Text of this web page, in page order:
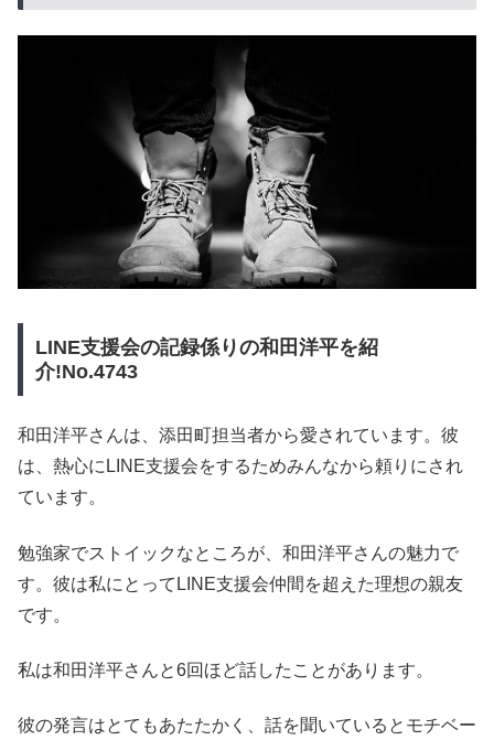
LINE支援会の記録係りの和田洋平を紹
介!No.4743
和田洋平さんは、添田町担当者から愛されています。彼
は、熱心にLINE支援会をするためみんなから頼りにされ
ています。
勉強家でストイックなところが、和田洋平さんの魅力で
す。彼は私にとってLINE支援会仲間を超えた理想の親友
です。
私は和田洋平さんと6回ほど話したことがあります。
彼の発言はとてもあたたかく、話を聞いているとモチベー